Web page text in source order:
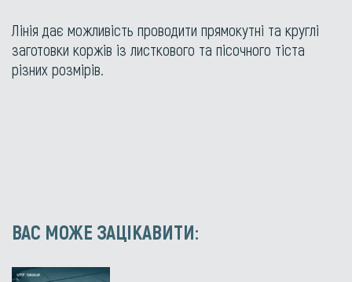
Лінія дає можливість проводити прямокутні та круглі
заготовки коржів із листкового та пісочного тіста
різних розмірів.
ВАС МОЖЕ ЗАЦІКАВИТИ: